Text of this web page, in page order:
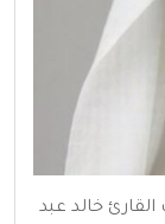
خالد عبد